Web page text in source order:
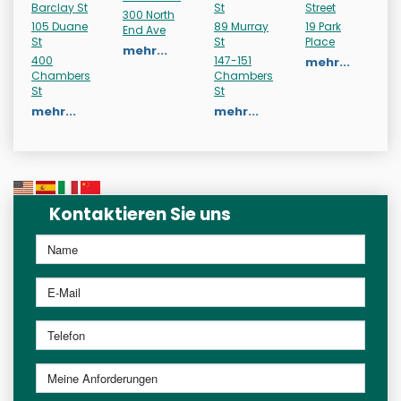
Barclay St
105 Duane
St
400
Chambers
St
mehr...
300 North
End Ave
mehr...
St
89 Murray
St
147-151
Chambers
St
mehr...
Street
19 Park
Place
mehr...
Kontaktieren Sie uns